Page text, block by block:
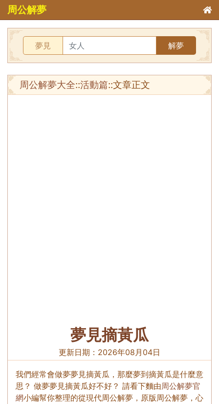
周公解夢
夢見 解夢
周公解夢大全::活動篇::文章正文
夢見摘黃瓜
更新日期： 2026年08月04日
我們經常會做夢夢見摘黃瓜，那麼夢到摘黃瓜是什麼意
思？ 做夢夢見摘黃瓜好不好？ 請看下麵由周公解夢官
網小編幫你整理的從現代周公解夢，原版周公解夢，心